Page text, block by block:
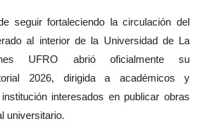
seguir fortaleciendo la circulación del
al interior de la Universidad de La
UFRO abrió oficialmente su
2026, dirigida a académicos y
interesados en publicar obras
universitario.